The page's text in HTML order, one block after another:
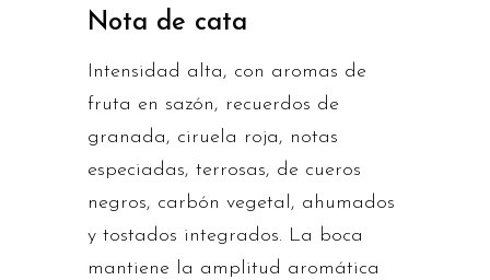
Nota de cata
Intensidad alta, con aromas de
fruta en sazón, recuerdos de
granada, ciruela roja, notas
especiadas, terrosas, de cueros
negros, carbón vegetal, ahumados
y tostados integrados. La boca
mantiene la amplitud aromática